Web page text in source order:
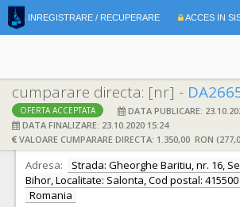
INREGISTRARE / RECUPERARE ACCES IN
cumparare directa: [nr] -
OFERTA ACCEPTATA
DATA PUBLICARE:
DATA FINALIZARE: 23.10.2020 15:24
VALOARE CUMPARARE DIRECTA: 1.350,00 RON
DATE IDENTIFICARE OFERTANT
Ofertant: S.C. TOPOGEOTERM S.R.L. CIF:
Adresa:
Strada: Gheorghe Baritiu, nr. 16,
Bihor, Localitate: Salonta, Cod postal: 415500
Romania